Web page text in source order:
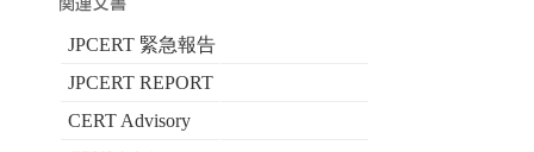
JPCERT 緊急報告
JPCERT REPORT
CERT Advisory